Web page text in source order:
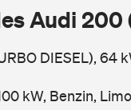
Audi
DIESEL), 64
kW, Benzin,